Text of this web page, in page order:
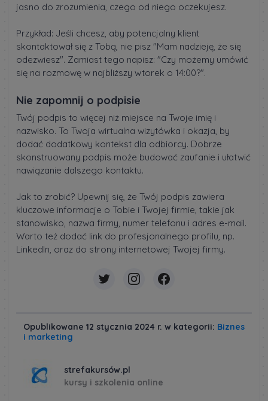
jasno do zrozumienia, czego od niego oczekujesz.
Przykład: Jeśli chcesz, aby potencjalny klient
skontaktował się z Tobą, nie pisz "Mam nadzieję, że się
odezwiesz". Zamiast tego napisz: "Czy możemy umówić
się na rozmowę w najbliższy wtorek o 14:00?".
Nie zapomnij o podpisie
Twój podpis to więcej niż miejsce na Twoje imię i
nazwisko. To Twoja wirtualna wizytówka i okazja, by
dodać dodatkowy kontekst dla odbiorcy. Dobrze
skonstruowany podpis może budować zaufanie i ułatwić
nawiązanie dalszego kontaktu.
Jak to zrobić? Upewnij się, że Twój podpis zawiera
kluczowe informacje o Tobie i Twojej firmie, takie jak
stanowisko, nazwa firmy, numer telefonu i adres e-mail.
Warto też dodać link do profesjonalnego profilu, np.
LinkedIn, oraz do strony internetowej Twojej firmy.
Opublikowane 12 stycznia 2024 r. w kategorii: Biznes
i marketing
strefakursów.pl
kursy i szkolenia online